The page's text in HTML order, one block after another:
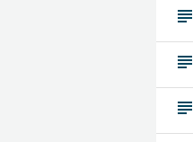
subject
subject
subject